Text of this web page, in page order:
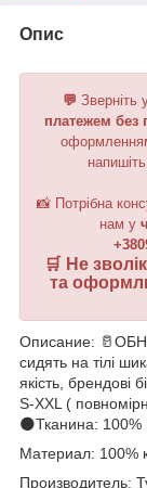
Опис
💬 Зверніть
платежем без
📸 Потрібна
нам у
🛒 Не
та
Описание:
сидять на тілі
якість, брендові
S-XXL (
🌑Тканина: 100%
Материал: 100%
Производитель: